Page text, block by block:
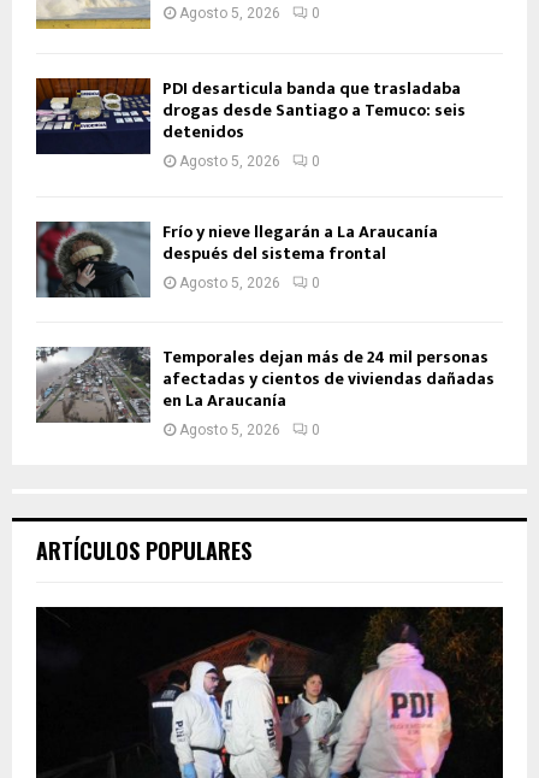
Agosto 5, 2026 0
PDI desarticula banda que trasladaba
drogas desde Santiago a Temuco: seis
detenidos
Agosto 5, 2026 0
Frío y nieve llegarán a La Araucanía
después del sistema frontal
Agosto 5, 2026 0
Temporales dejan más de 24 mil personas
afectadas y cientos de viviendas dañadas
en La Araucanía
Agosto 5, 2026 0
ARTÍCULOS POPULARES